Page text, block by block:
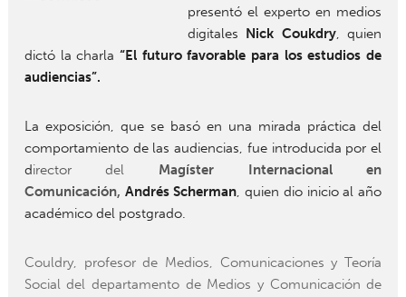
presentó el experto en medios
digitales Nick Coukdry, quien
dictó la charla “El futuro favorable para los estudios de
audiencias”.
La exposición, que se basó en una mirada práctica del
comportamiento de las audiencias, fue introducida por el
director del Magíster Internacional en
Comunicación, Andrés Scherman, quien dio inicio al año
académico del postgrado.
Couldry, profesor de Medios, Comunicaciones y Teoría
Social del departamento de Medios y Comunicación de